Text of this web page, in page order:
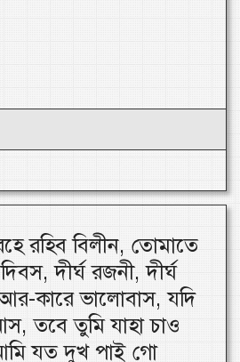
রহিব বিলীন, তোমাতে
দীর্ঘ রজনী, দীর্ঘ
কারে ভালোবাস, যদি
তবে তুমি যাহা চাও
যত দুখ পাই গো